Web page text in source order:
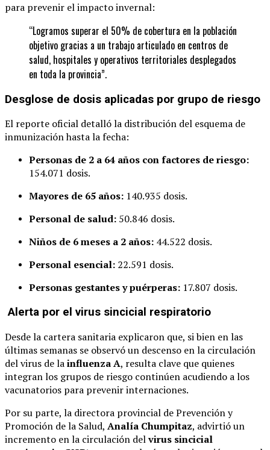
para prevenir el impacto invernal:
“Logramos superar el 50% de cobertura en la población
objetivo gracias a un trabajo articulado en centros de
salud, hospitales y operativos territoriales desplegados
en toda la provincia”.
Desglose de dosis aplicadas por grupo de riesgo
El reporte oficial detalló la distribución del esquema de
inmunización hasta la fecha:
Personas de 2 a 64 años con factores de riesgo:
154.071 dosis.
Mayores de 65 años: 140.935 dosis.
Personal de salud: 50.846 dosis.
Niños de 6 meses a 2 años: 44.522 dosis.
Personal esencial: 22.591 dosis.
Personas gestantes y puérperas: 17.807 dosis.
Alerta por el virus sincicial respiratorio
Desde la cartera sanitaria explicaron que, si bien en las
últimas semanas se observó un descenso en la circulación
del virus de lainfluenza A, resulta clave que quienes
integran los grupos de riesgo continúen acudiendo a los
vacunatorios para prevenir internaciones.
Por su parte, la directora provincial de Prevención y
Promoción de la Salud, Analía Chumpitaz, advirtió un
incremento en la circulación delvirus sincicial